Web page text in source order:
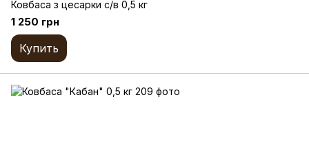
Ковбаса з цесарки с/в 0,5 кг
1 250 грн
Купить